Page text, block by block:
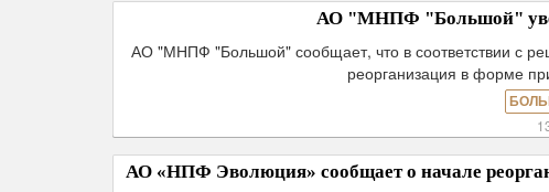
АО "МНПФ "Большой"
АО "МНПФ "Большой" сообщает, что в соответствии с
реорганизация в форме
АО «НПФ Эволюция» сообщает о начале